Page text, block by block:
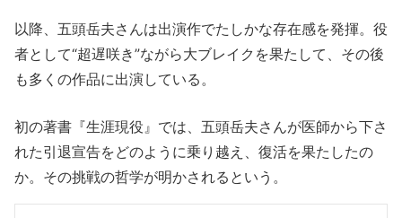
以降、五頭岳夫さんは出演作でたしかな存在感を発揮。役
者として“超遅咲き”ながら大ブレイクを果たして、その後
も多くの作品に出演している。
初の著書『生涯現役』では、五頭岳夫さんが医師から下さ
れた引退宣告をどのように乗り越え、復活を果たしたの
か。その挑戦の哲学が明かされるという。